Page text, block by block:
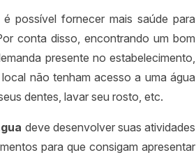
é possível fornecer mais saúde para
conta disso, encontrando um bom
presente no estabelecimento,
não tenham acesso a uma água
dentes, lavar seu rosto, etc.
deve desenvolver suas atividades
para que consigam apresentar